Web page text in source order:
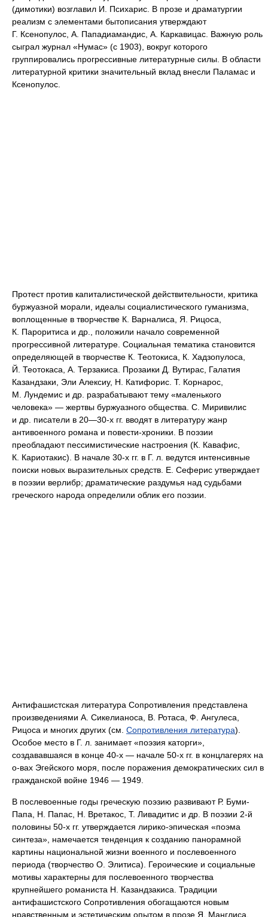
(димотики) возглавил И. Психарис. В прозе и драматургии
реализм с элементами бытописания утверждают
Г. Ксенопулос, А. Пападиамандис, А. Каркавицас. Важную роль
сыграл журнал «Нумас» (с 1903), вокруг которого
группировались прогрессивные литературные силы. В области
литературной критики значительный вклад внесли Паламас и
Ксенопулос.
Протест против капиталистической действительности, критика
буржуазной морали, идеалы социалистического гуманизма,
воплощенные в творчестве К. Варналиса, Я. Рицоса,
К. Пароритиса и др., положили начало современной
прогрессивной литературе. Социальная тематика становится
определяющей в творчестве К. Теотокиса, К. Хадзопулоса,
Й. Теотокаса, А. Терзакиса. Прозаики Д. Вутирас, Галатия
Казандзаки, Эли Алексиу, Н. Катифорис. Т. Корнарос,
М. Лундемис и др. разрабатывают тему «маленького
человека» — жертвы буржуазного общества. С. Миривилис
и др. писатели в 20—30‑х гг. вводят в литературу жанр
антивоенного романа и повести-хроники. В поэзии
преобладают пессимистические настроения (К. Кавафис,
К. Кариотакис). В начале 30‑х гг. в Г. л. ведутся интенсивные
поиски новых выразительных средств. Е. Сеферис утверждает
в поэзии верлибр; драматические раздумья над судьбами
греческого народа определили облик его поэзии.
Антифашистская литература Сопротивления представлена
произведениями А. Сикелианоса, В. Ротаса, Ф. Ангулеса,
Рицоса и многих других (см. Сопротивления литература).
Особое место в Г. л. занимает «поэзия каторги»,
создававшаяся в конце 40-х — начале 50‑х гг. в концлагерях на
о-вах Эгейского моря, после поражения демократических сил в
гражданской войне 1946 — 1949.
В послевоенные годы греческую поэзию развивают Р. Буми-
Папа, Н. Папас, Н. Вретакос, Т. Ливадитис и др. В поэзии 2‑й
половины 50‑х гг. утверждается лирико-эпическая «поэма
синтеза», намечается тенденция к созданию панорамной
картины национальной жизни военного и послевоенного
периода (творчество О. Элитиса). Героические и социальные
мотивы характерны для послевоенного творчества
крупнейшего романиста Н. Казандзакиса. Традиции
антифашистского Сопротивления обогащаются новым
нравственным и эстетическим опытом в прозе Я. Манглиса,